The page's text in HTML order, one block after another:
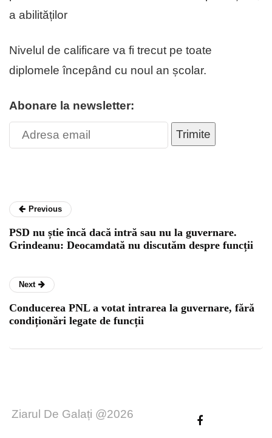
a abilităților
Nivelul de calificare va fi trecut pe toate
diplomele începând cu noul an școlar.
Abonare la newsletter:
Trimite
Previous
PSD nu știe încă dacă intră sau nu la guvernare.
Grindeanu: Deocamdată nu discutăm despre funcții
Next
Conducerea PNL a votat intrarea la guvernare, fără
condiționări legate de funcții
Ziarul De Galați @2026